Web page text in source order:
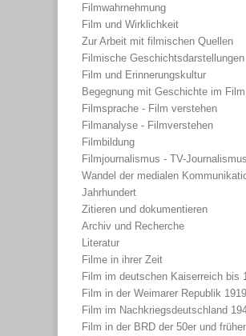
Filmwahrnehmung
Film und Wirklichkeit
Zur Arbeit mit filmischen Quellen
Filmische Geschichtsdarstellungen
Film und Erinnerungskultur
Begegnung mit Geschichte im Film
Filmsprache - Film verstehen
Filmanalyse - Filmverstehen
Filmbildung
Filmjournalismus - TV-
Wandel der medialen
Jahrhundert
Zitieren und dokumentieren
Archiv und Recherche
Literatur
Filme in ihrer Zeit
Film im deutschen Kaiserreich bis
Film in der Weimarer Republik
Film im Nachkriegsdeutschland
Film in der BRD der 50er und